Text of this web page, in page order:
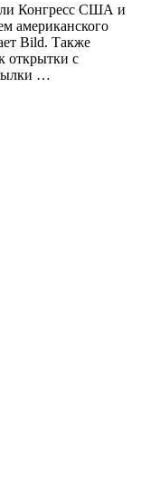
Конгресс США и
американского
Bild. Также
открытки с
…